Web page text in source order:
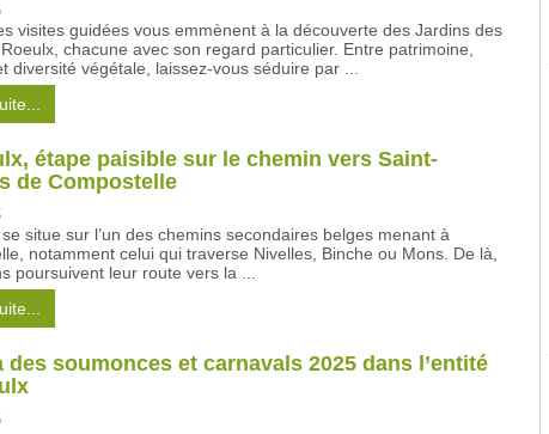
visites guidées vous emmènent à la découverte des Jardins des
chacune avec son regard particulier. Entre patrimoine,
diversité végétale, laissez-vous séduire par ...
étape paisible sur le chemin vers Saint-
de Compostelle
situe sur l’un des chemins secondaires belges menant à
notamment celui qui traverse Nivelles, Binche ou Mons. De là,
poursuivent leur route vers la ...
des soumonces et carnavals 2025 dans l’entité